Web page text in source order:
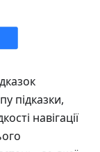
підказки,
навігації